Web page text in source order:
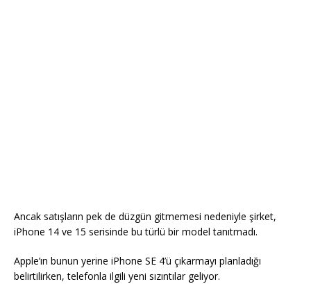
Ancak satışların pek de düzgün gitmemesi nedeniyle şirket,
iPhone 14 ve 15 serisinde bu türlü bir model tanıtmadı.
Apple’ın bunun yerine iPhone SE 4’ü çıkarmayı planladığı
belirtilirken, telefonla ilgili yeni sızıntılar geliyor.